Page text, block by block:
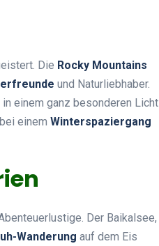
Die Rocky Mountains
und Naturliebhaber.
einem ganz besonderen Licht
einem Winterspaziergang
Der Baikalsee,
Wanderung auf dem Eis